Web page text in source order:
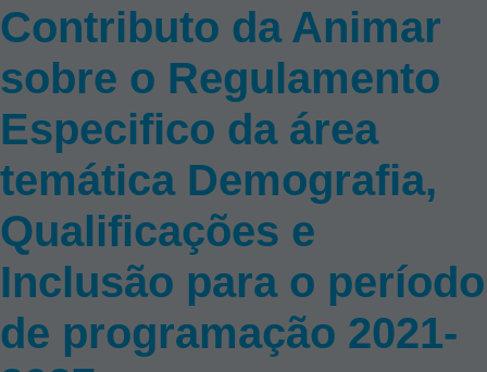
Contributo da Animar
sobre o Regulamento
Especifico da área
temática Demografia,
Qualificações e
Inclusão para o período
de programação 2021-